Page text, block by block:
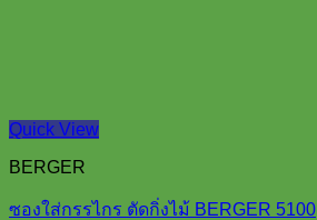
Quick View
BERGER
ซองใส่กรรไกร ตัดกิ่งไม้ BERGER 5100